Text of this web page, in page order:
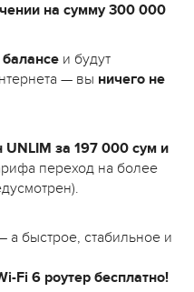
на сумму 300 000
и будут
— вы ничего не
за 197 000 сум и
переход на более
быстрое, стабильное и
Fi 6 роутер бесплатно!